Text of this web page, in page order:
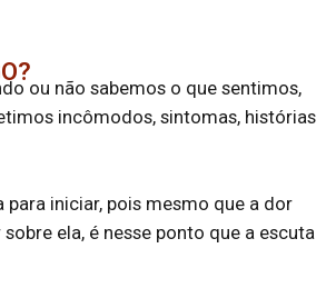
ou não sabemos o que sentimos,
incômodos, sintomas, histórias
iniciar, pois mesmo que a dor
ela, é nesse ponto que a escuta